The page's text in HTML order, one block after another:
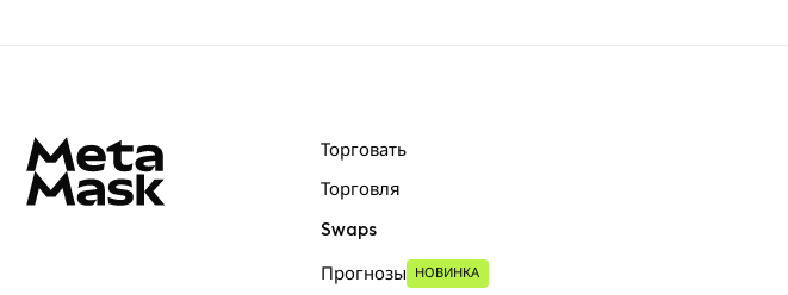
Торговать
Торговля
Swaps
Прогнозы НОВИНКА